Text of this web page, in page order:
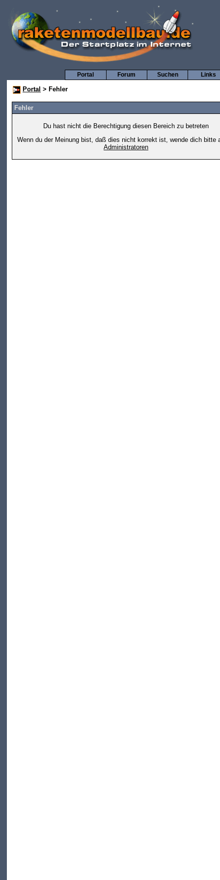
Links
Suchen
Forum
Portal
Portal > Fehler
Fehler
Du hast nicht die Berechtigung diesen Bereich zu betreten
Wenn du der Meinung bist, daß dies nicht korrekt ist, wende dich bitte
Administratoren